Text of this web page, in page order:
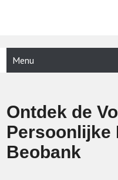
Menu
Ontdek de
Persoonlijke
Beobank